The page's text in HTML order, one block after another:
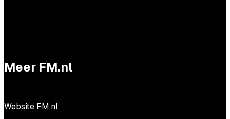
Meer FM.nl
Website FM.nl